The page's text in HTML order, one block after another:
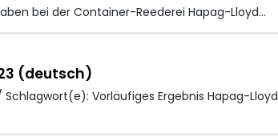
bei der Container-Reederei Hapag-Lloyd…
(deutsch)
Vorläufiges Ergebnis Hapag-Lloyd